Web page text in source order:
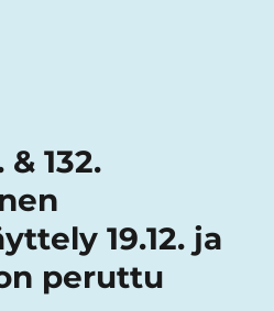
& 132.
19.12. ja
peruttu